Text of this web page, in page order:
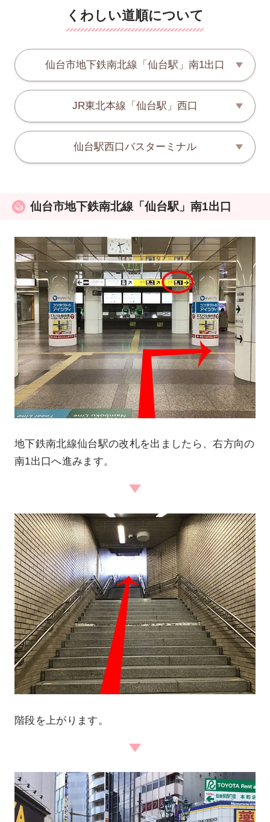
くわしい道順について
仙台市地下鉄南北線「仙台駅」南1出口
JR東北本線「仙台駅」西口
仙台駅西口バスターミナル
仙台市地下鉄南北線「仙台駅」南1出口
地下鉄南北線仙台駅の改札を出ましたら、右方向の
南1出口へ進みます。
階段を上がります。